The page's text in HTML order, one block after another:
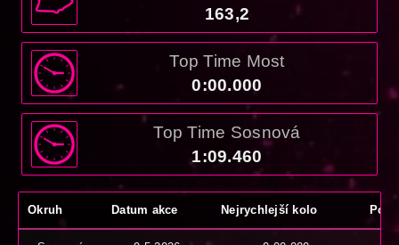
163,2
Top Time Most
0:00.000
Top Time Sosnová
1:09.460
Okruh Datum akce Nejrychlejší kolo